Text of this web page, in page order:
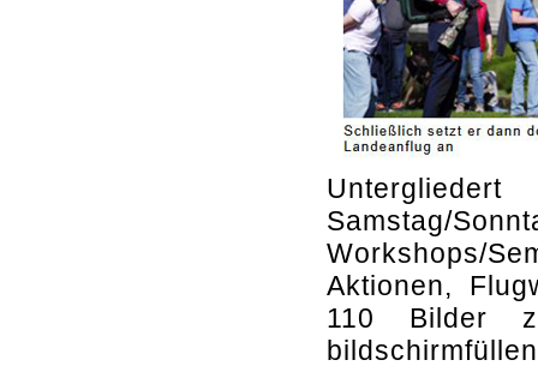
Workshops/
Aktionen,
110 Bilder